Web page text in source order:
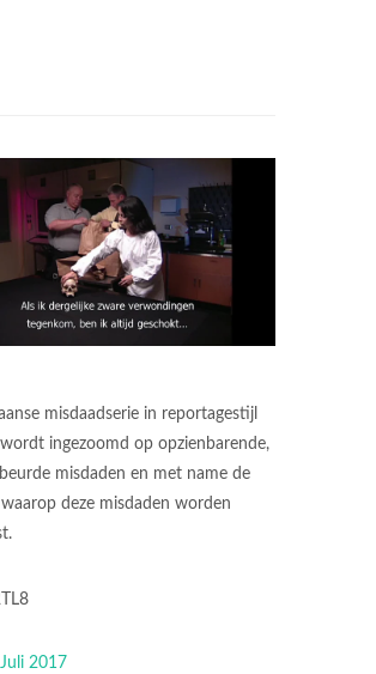
misdaadserie in reportagestijl
ingezoomd op opzienbarende,
misdaden en met name de
deze misdaden worden
2017